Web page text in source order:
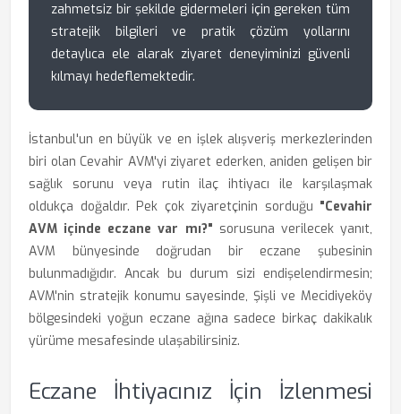
zahmetsiz bir şekilde gidermeleri için gereken tüm
stratejik bilgileri ve pratik çözüm yollarını
detaylıca ele alarak ziyaret deneyiminizi güvenli
kılmayı hedeflemektedir.
İstanbul'un en büyük ve en işlek alışveriş merkezlerinden
biri olan Cevahir AVM'yi ziyaret ederken, aniden gelişen bir
sağlık sorunu veya rutin ilaç ihtiyacı ile karşılaşmak
oldukça doğaldır. Pek çok ziyaretçinin sorduğu "Cevahir
AVM içinde eczane var mı?" sorusuna verilecek yanıt,
AVM bünyesinde doğrudan bir eczane şubesinin
bulunmadığıdır. Ancak bu durum sizi endişelendirmesin;
AVM'nin stratejik konumu sayesinde, Şişli ve Mecidiyeköy
bölgesindeki yoğun eczane ağına sadece birkaç dakikalık
yürüme mesafesinde ulaşabilirsiniz.
Eczane İhtiyacınız İçin İzlenmesi